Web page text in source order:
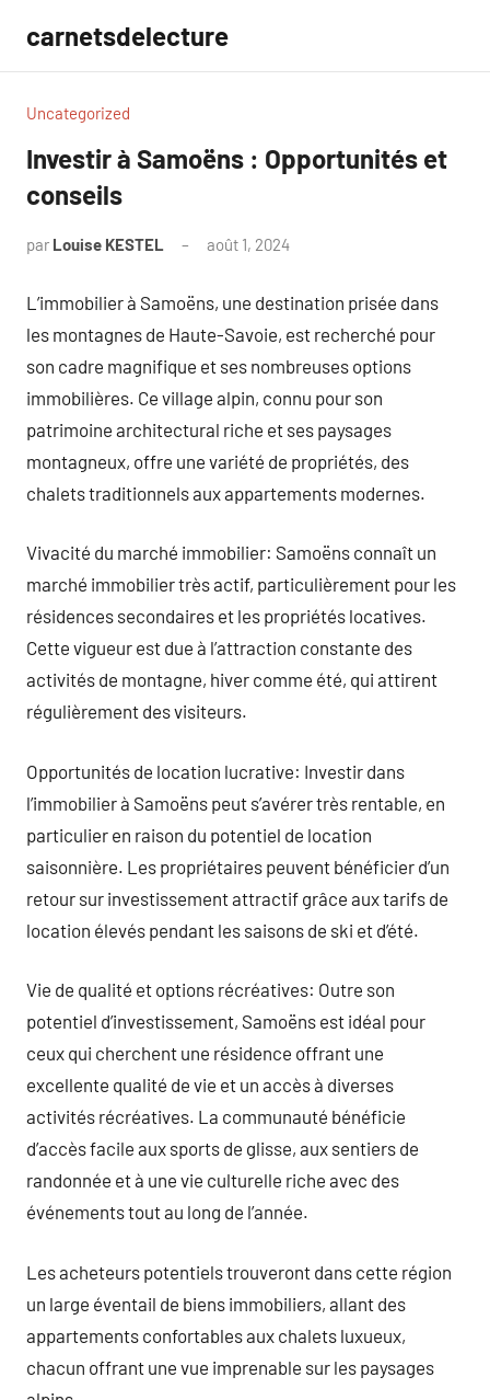
contenu
carnetsdelecture
Uncategorized
Investir à Samoëns : Opportunités et
conseils
par Louise KESTEL août 1, 2024
L’immobilier à Samoëns, une destination prisée dans
les montagnes de Haute-Savoie, est recherché pour
son cadre magnifique et ses nombreuses options
immobilières. Ce village alpin, connu pour son
patrimoine architectural riche et ses paysages
montagneux, offre une variété de propriétés, des
chalets traditionnels aux appartements modernes.
Vivacité du marché immobilier: Samoëns connaît un
marché immobilier très actif, particulièrement pour les
résidences secondaires et les propriétés locatives.
Cette vigueur est due à l’attraction constante des
activités de montagne, hiver comme été, qui attirent
régulièrement des visiteurs.
Opportunités de location lucrative: Investir dans
l’immobilier à Samoëns peut s’avérer très rentable, en
particulier en raison du potentiel de location
saisonnière. Les propriétaires peuvent bénéficier d’un
retour sur investissement attractif grâce aux tarifs de
location élevés pendant les saisons de ski et d’été.
Vie de qualité et options récréatives: Outre son
potentiel d’investissement, Samoëns est idéal pour
ceux qui cherchent une résidence offrant une
excellente qualité de vie et un accès à diverses
activités récréatives. La communauté bénéficie
d’accès facile aux sports de glisse, aux sentiers de
randonnée et à une vie culturelle riche avec des
événements tout au long de l’année.
Les acheteurs potentiels trouveront dans cette région
un large éventail de biens immobiliers, allant des
appartements confortables aux chalets luxueux,
chacun offrant une vue imprenable sur les paysages